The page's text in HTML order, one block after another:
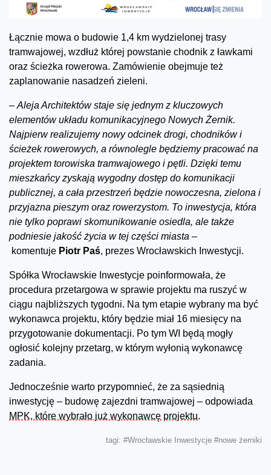
Łącznie mowa o budowie 1,4 km wydzielonej trasy
tramwajowej, wzdłuż której powstanie chodnik z ławkami
oraz ścieżka rowerowa. Zamówienie obejmuje też
zaplanowanie nasadzeń zieleni.
– Aleja Architektów staje się jednym z kluczowych
elementów układu komunikacyjnego Nowych Żernik.
Najpierw realizujemy nowy odcinek drogi, chodników i
ścieżek rowerowych, a równolegle będziemy pracować na
projektem torowiska tramwajowego i pętli. Dzięki temu
mieszkańcy zyskają wygodny dostęp do komunikacji
publicznej, a cała przestrzeń będzie nowoczesna, zielona i
przyjazna pieszym oraz rowerzystom. To inwestycja, która
nie tylko poprawi skomunikowanie osiedla, ale także
podniesie jakość życia w tej części miasta –
komentuje Piotr Paś, prezes Wrocławskich Inwestycji.
Spółka Wrocławskie Inwestycje poinformowała, że
procedura przetargowa w sprawie projektu ma ruszyć w
ciągu najbliższych tygodni. Na tym etapie wybrany ma być
wykonawca projektu, który będzie miał 16 miesięcy na
przygotowanie dokumentacji. Po tym WI będą mogły
ogłosić kolejny przetarg, w którym wyłonią wykonawcę
zadania.
Jednocześnie warto przypomnieć, że za sąsiednią
inwestycję – budowę zajezdni tramwajowej – odpowiada
MPK, które wybrało już wykonawcę projektu.
tagi: #Wrocławskie Inwestycje #nowe żerniki